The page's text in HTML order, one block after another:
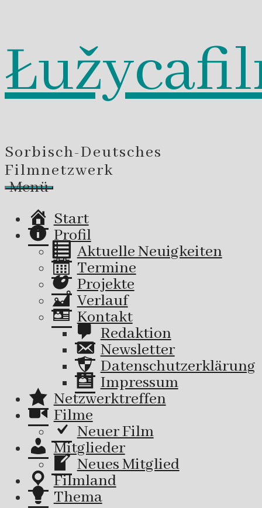
Zum
Inhalt
springen
Sorbisch-Deutsches
Filmnetzwerk
Menü
Start
Profil
Aktuelle Neuigkeiten
Termine
Projekte
Verlauf
Kontakt
Redaktion
Newsletter
Datenschutzerklärung
Impressum
Netzwerktreffen
Filme
Neuer Film
Mitglieder
Neues Mitglied
Filmland
Thema